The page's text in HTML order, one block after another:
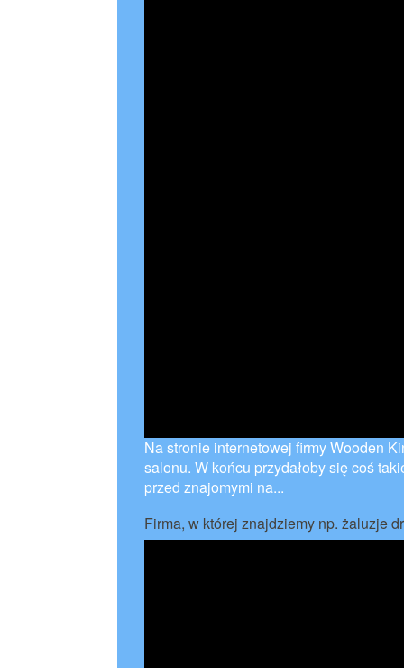
Na stronie internetowej firmy Wooden
salonu. W końcu przydałoby się coś
przed znajomymi na...
Firma, w której znajdziemy np. żaluzje